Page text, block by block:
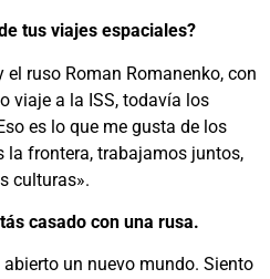
tus viajes espaciales?
el ruso Roman Romanenko, con
viaje a la ISS, todavía los
es lo que me gusta de los
la frontera, trabajamos juntos,
culturas».
casado con una rusa.
abierto un nuevo mundo. Siento